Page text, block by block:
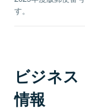
す。
ビジネ
情報